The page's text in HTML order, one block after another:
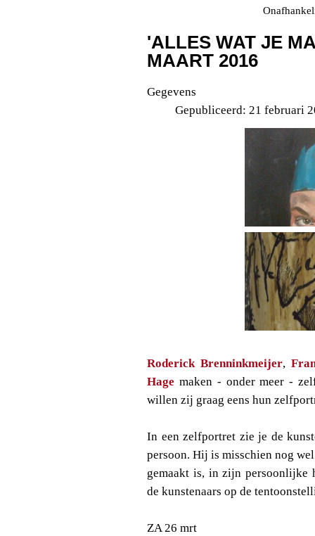
'ALLES WAT JE
MAART 2016
Gegevens
Gepubliceerd: 21 februari
Roderick Brenninkmeijer,
Hage maken - onder meer -
willen zij graag eens hun
In een zelfportret zie je de
persoon. Hij is misschien nog
gemaakt is, in zijn persoonlijke
de kunstenaars op de
ZA 26 mrt